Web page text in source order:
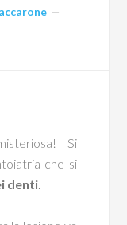
Si
che si
denti